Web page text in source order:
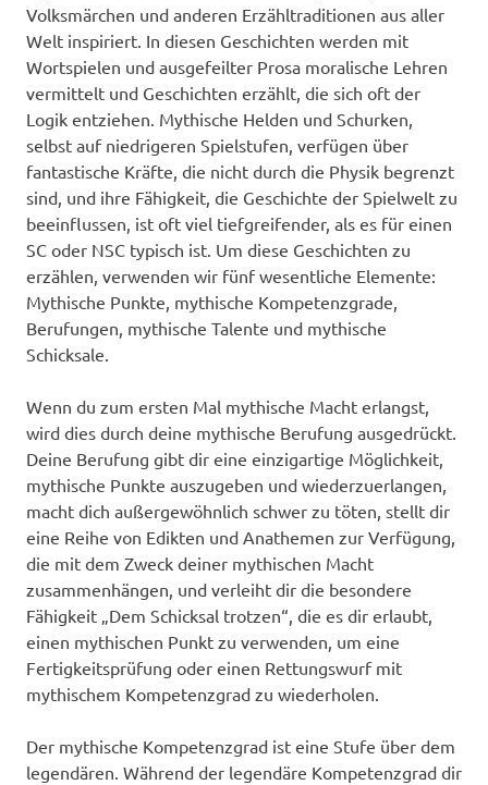
Volksmärchen und anderen Erzähltraditionen aus aller
Welt inspiriert. In diesen Geschichten werden mit
Wortspielen und ausgefeilter Prosa moralische Lehren
vermittelt und Geschichten erzählt, die sich oft der
Logik entziehen. Mythische Helden und Schurken,
selbst auf niedrigeren Spielstufen, verfügen über
fantastische Kräfte, die nicht durch die Physik begrenzt
sind, und ihre Fähigkeit, die Geschichte der Spielwelt zu
beeinflussen, ist oft viel tiefgreifender, als es für einen
SC oder NSC typisch ist. Um diese Geschichten zu
erzählen, verwenden wir fünf wesentliche Elemente:
Mythische Punkte, mythische Kompetenzgrade,
Berufungen, mythische Talente und mythische
Schicksale.
Wenn du zum ersten Mal mythische Macht erlangst,
wird dies durch deine mythische Berufung ausgedrückt.
Deine Berufung gibt dir eine einzigartige Möglichkeit,
mythische Punkte auszugeben und wiederzuerlangen,
macht dich außergewöhnlich schwer zu töten, stellt dir
eine Reihe von Edikten und Anathemen zur Verfügung,
die mit dem Zweck deiner mythischen Macht
zusammenhängen, und verleiht dir die besondere
Fähigkeit „Dem Schicksal trotzen“, die es dir erlaubt,
einen mythischen Punkt zu verwenden, um eine
Fertigkeitsprüfung oder einen Rettungswurf mit
mythischem Kompetenzgrad zu wiederholen.
Der mythische Kompetenzgrad ist eine Stufe über dem
legendären. Während der legendäre Kompetenzgrad dir